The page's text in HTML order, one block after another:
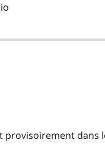
provisoirement dans